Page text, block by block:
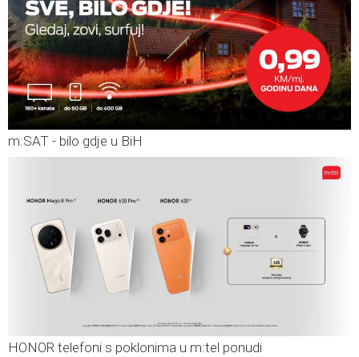
m:SAT - bilo gdje u BiH
HONOR telefoni s poklonima u m:tel ponudi